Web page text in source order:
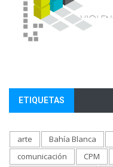
ETIQUETAS
arte Bahía Blanca
comunicación
CPM